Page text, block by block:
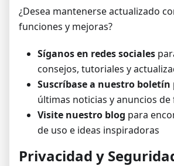
¿Desea mantenerse actualizado
funciones y mejoras?
Síganos en redes sociales
consejos, tutoriales y
Suscríbase a nuestro boletín
últimas noticias y anuncios de
Visite nuestro blog para
de uso e ideas inspiradoras
Privacidad y